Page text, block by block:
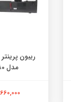
پرینتر
مدل MF237w با گوشی